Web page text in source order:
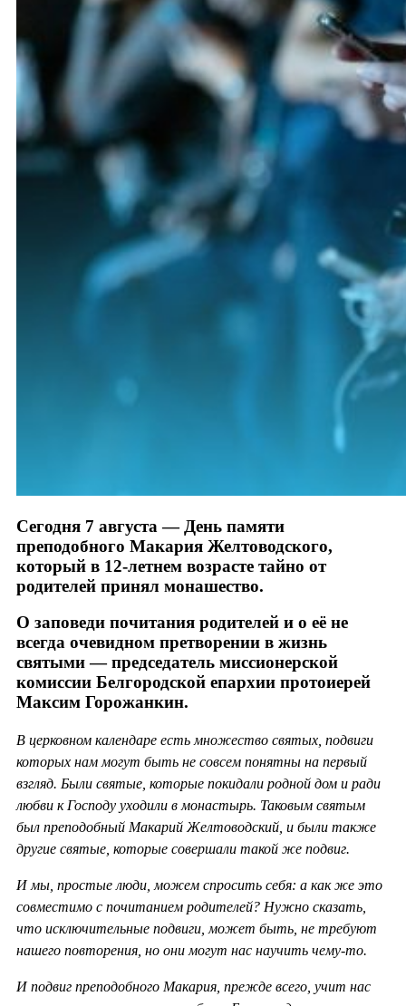
Сегодня 7 августа — День памяти
преподобного Макария Желтоводского,
который в 12-летнем возрасте тайно от
родителей принял монашество.
О заповеди почитания родителей и о её не
всегда очевидном претворении в жизнь
святыми — председатель миссионерской
комиссии Белгородской епархии протоиерей
Максим Горожанкин.
В церковном календаре есть множество святых, подвиги
которых нам могут быть не совсем понятны на первый
взгляд. Были святые, которые покидали родной дом и ради
любви к Господу уходили в монастырь. Таковым святым
был преподобный Макарий Желтоводский, и были также
другие святые, которые совершали такой же подвиг.
И мы, простые люди, можем спросить себя: а как же это
совместимо с почитанием родителей? Нужно сказать,
что исключительные подвиги, может быть, не требуют
нашего повторения, но они могут нас научить чему-то.
И подвиг преподобного Макария, прежде всего, учит нас